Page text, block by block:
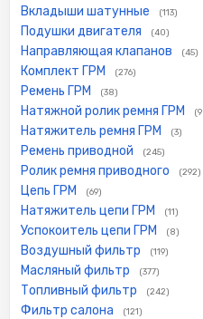
Вкладыши шатунные (113)
Подушки двигателя (40)
Направляющая клапанов (45)
Комплект ГРМ (276)
Ремень ГРМ (38)
Натяжной ролик ремня ГРМ
Натяжитель ремня ГРМ (3)
Ремень приводной (245)
Ролик ремня приводного (292)
Цепь ГРМ (69)
Натяжитель цепи ГРМ (11)
Успокоитель цепи ГРМ (8)
Воздушный фильтр (119)
Масляный фильтр (377)
Топливный фильтр (242)
Фильтр салона (121)